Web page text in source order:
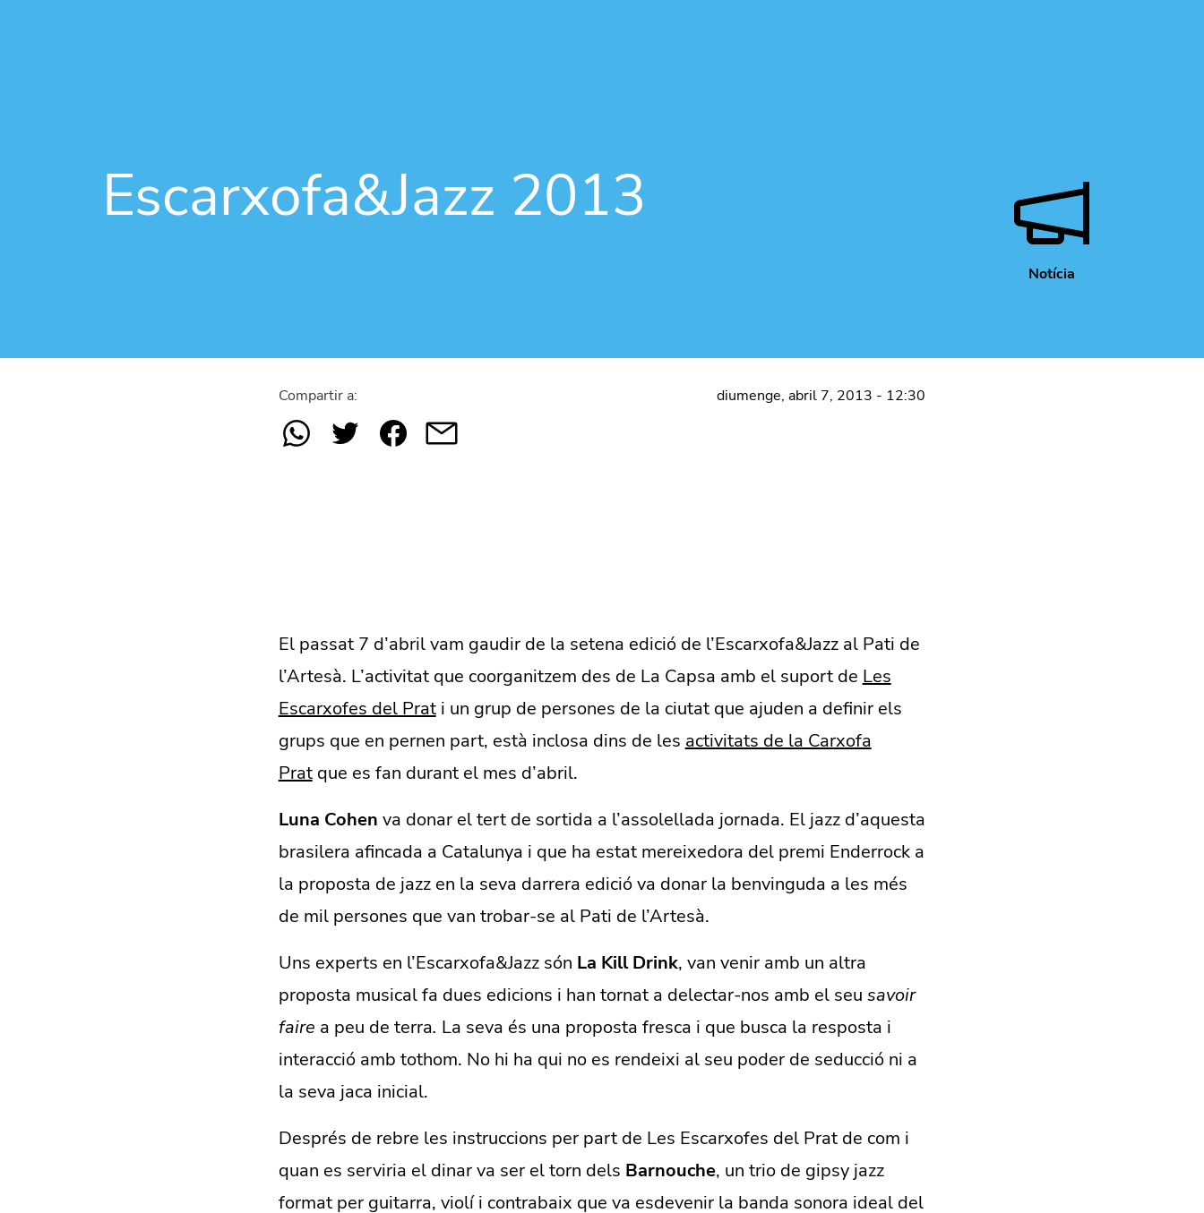
Escarxofa&Jazz 2013
Notícia
Compartir a: diumenge, abril 7, 2013 - 12:30
El passat 7 d’abril vam gaudir de la setena edició de l’Escarxofa&Jazz al Pati de
l’Artesà. L’activitat que coorganitzem des de La Capsa amb el suport de Les
Escarxofes del Prati un grup de persones de la ciutat que ajuden a definir els
grups que en pernen part, està inclosa dins de les activitats de la Carxofa
Pratque es fan durant el mes d’abril.
Luna Cohen va donar el tert de sortida a l’assolellada jornada. El jazz d’aquesta
brasilera afincada a Catalunya i que ha estat mereixedora del premi Enderrock a
la proposta de jazz en la seva darrera edició va donar la benvinguda a les més
de mil persones que van trobar-se al Pati de l’Artesà.
Uns experts en l’Escarxofa&Jazz són La Kill Drink, van venir amb un altra
proposta musical fa dues edicions i han tornat a delectar-nos amb el seu savoir
faire a peu de terra. La seva és una proposta fresca i que busca la resposta i
interacció amb tothom. No hi ha qui no es rendeixi al seu poder de seducció ni a
la seva jaca inicial.
Després de rebre les instruccions per part de Les Escarxofes del Prat de com i
quan es serviria el dinar va ser el torn dels Barnouche, un trio de gipsy jazz
format per guitarra, violí i contrabaix que va esdevenir la banda sonora ideal del